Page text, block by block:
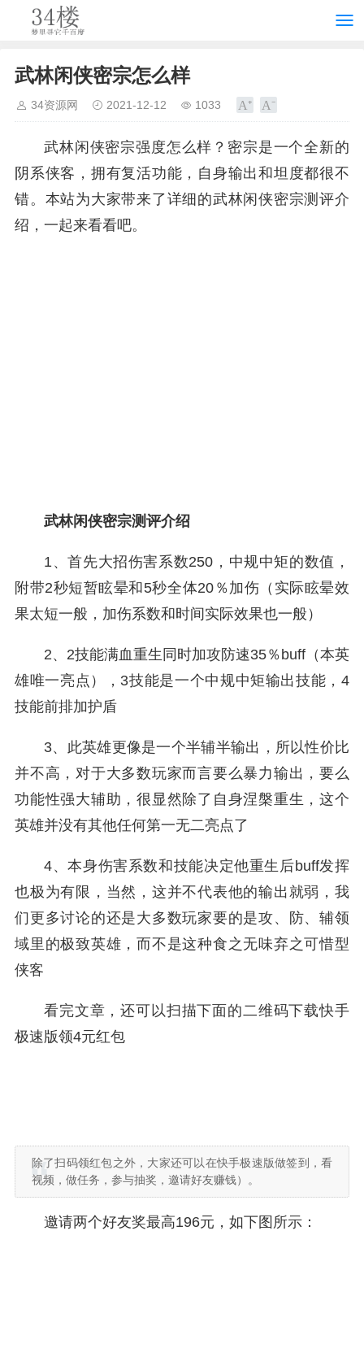
武林闲侠密宗怎么样
34资源网 2021-12-12 1033
武林闲侠密宗强度怎么样？密宗是一个全新的
阴系侠客，拥有复活功能，自身输出和坦度都很不
错。本站为大家带来了详细的武林闲侠密宗测评介
绍，一起来看看吧。
武林闲侠密宗测评介绍
1、首先大招伤害系数250，中规中矩的数值，
附带2秒短暂眩晕和5秒全体20％加伤（实际眩晕效
果太短一般，加伤系数和时间实际效果也一般）
2、2技能满血重生同时加攻防速35％buff（本英
雄唯一亮点），3技能是一个中规中矩输出技能，4
技能前排加护盾
3、此英雄更像是一个半辅半输出，所以性价比
并不高，对于大多数玩家而言要么暴力输出，要么
功能性强大辅助，很显然除了自身涅槃重生，这个
英雄并没有其他任何第一无二亮点了
4、本身伤害系数和技能决定他重生后buff发挥
也极为有限，当然，这并不代表他的输出就弱，我
们更多讨论的还是大多数玩家要的是攻、防、辅领
域里的极致英雄，而不是这种食之无味弃之可惜型
侠客
看完文章，还可以扫描下面的二维码下载快手
极速版领4元红包
除了扫码领红包之外，大家还可以在快手极速版做签到，看
视频，做任务，参与抽奖，邀请好友赚钱）。
邀请两个好友奖最高196元，如下图所示：